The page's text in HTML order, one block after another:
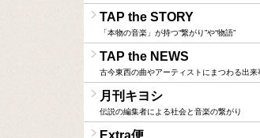
TAP the STORY
「本物の音楽」が持つ“繋がり”や“物語”
TAP the NEWS
古今東西の曲やアーティストにまつわる出来
月刊キヨシ
伝説の編集者による社会と音楽の繋がり
Extra便